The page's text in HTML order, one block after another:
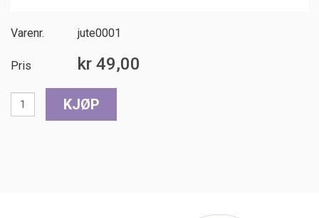
Varenr. jute0001
Pris kr 49,00